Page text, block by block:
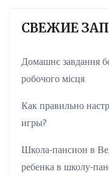
СВЕЖИЕ
Домашнє завдання
робочого місця
Как правильно
игры?
Школа-пансион в
ребенка в школу-